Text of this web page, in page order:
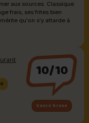
aux sources. Classique
frais, ses frites bien
qu'on s'y attarde à
10/10
Sauce brune